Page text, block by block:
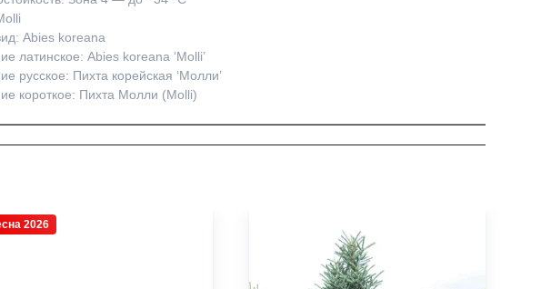
Abies koreana
латинское: Abies koreana ‘Molli’
русское: Пихта корейская ‘Молли’
короткое: Пихта Молли (Molli)
2026